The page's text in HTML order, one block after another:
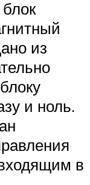
из
и ноль.
в